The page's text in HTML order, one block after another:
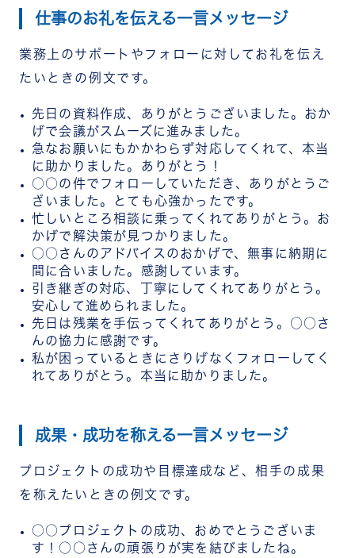
仕事のお礼を伝える一言メッセージ
業務上のサポートやフォローに対してお礼を伝え
たいときの例文です。
先日の資料作成、ありがとうございました。おか
げで会議がスムーズに進みました。
急なお願いにもかかわらず対応してくれて、本当
に助かりました。ありがとう！
○○の件でフォローしていただき、ありがとうご
ざいました。とても心強かったです。
忙しいところ相談に乗ってくれてありがとう。お
かげで解決策が見つかりました。
○○さんのアドバイスのおかげで、無事に納期に
間に合いました。感謝しています。
引き継ぎの対応、丁寧にしてくれてありがとう。
安心して進められました。
先日は残業を手伝ってくれてありがとう。○○さ
んの協力に感謝です。
私が困っているときにさりげなくフォローしてく
れてありがとう。本当に助かりました。
成果・成功を称える一言メッセージ
プロジェクトの成功や目標達成など、相手の成果
を称えたいときの例文です。
○○プロジェクトの成功、おめでとうございま
す！○○さんの頑張りが実を結びましたね。